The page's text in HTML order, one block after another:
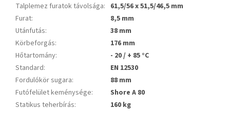
Talplemez furatok távolsága: 61,5/56 x 51,5/46,5 mm
Furat:
8,5 mm
Utánfutás:
38 mm
Körbeforgás:
176 mm
Hőtartomány:
- 20 / + 85 °C
Standard:
EN 12530
Fordulókör sugara:
88 mm
Futófelület keménysége:
Shore A 80
Statikus teherbírás: 160 kg